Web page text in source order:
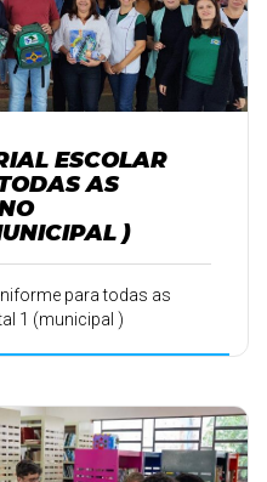
ESCOLAR
AS
)
para todas as
1 (municipal )